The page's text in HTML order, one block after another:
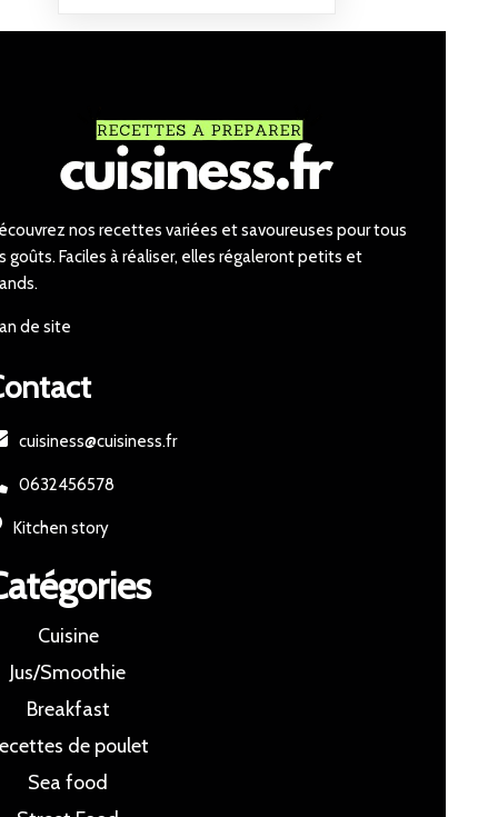
nos recettes variées et savoureuses pour tous
goûts. Faciles à réaliser, elles régaleront petits et
de site
cuisiness@cuisiness.fr
0632456578
Kitchen story
Cuisine
Jus/Smoothie
Breakfast
de poulet
Sea food